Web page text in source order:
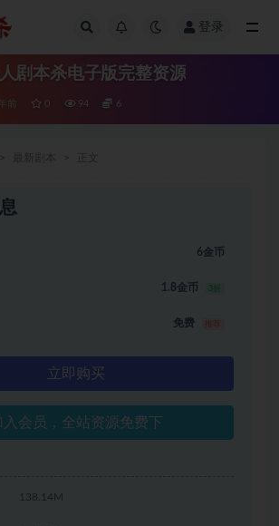
登录
剧本杀电子版完整资源
前 0 94 6
6金币
1.8金币 3折
免费
立即购买
入会员，全站资源免费下
138.14M